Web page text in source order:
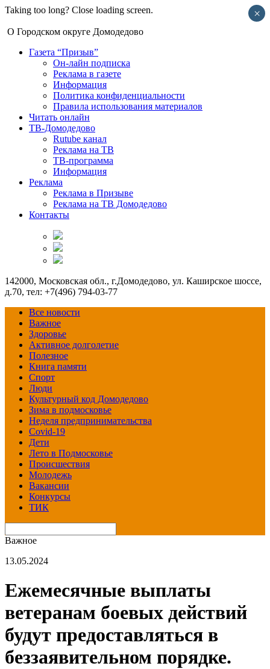
Taking too long? Close loading screen.
О Городском округе Домодедово
Газета “Призыв”
Он-лайн подписка
Реклама в газете
Информация
Политика конфиденциальности
Правила использования материалов
Читать онлайн
ТВ-Домодедово
Rutube канал
Реклама на ТВ
ТВ-программа
Информация
Реклама
Реклама в Призыве
Реклама на ТВ Домодедово
Контакты
142000, Московская обл., г.Домодедово, ул. Каширское шоссе,
д.70, тел: +7(496) 794-03-77
Все новости
Важное
Здоровье
Активное долголетие
Полезное
Книга памяти
Спорт
Люди
Культурный код Домодедово
Зима в подмосковье
Неделя предпринимательства
Covid-19
Дети
Лето в Подмосковье
Происшествия
Молодежь
Вакансии
Конкурсы
ТИК
Важное
13.05.2024
Ежемесячные выплаты
ветеранам боевых действий
будут предоставляться в
беззаявительном порядке.
×